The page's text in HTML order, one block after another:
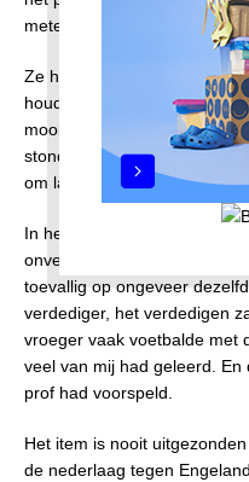
meteen die dag.
Ze hadden een bal
houden voor een leuk
moois van maken, dat het
stond ik daar een beetje te
om lachen.
In het interview schepte ik
onverdienstelijk speelde bij
toevallig op ongeveer
verdediger, het verdedigen
vroeger vaak voetbalde met
veel van mij had geleerd.
prof had voorspeld.
Het item is nooit
de nederlaag tegen